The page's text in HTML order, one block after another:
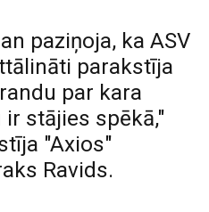
paziņoja, ka ASV
parakstīja
par kara
stājies spēkā,"
"Axios"
Ravids.